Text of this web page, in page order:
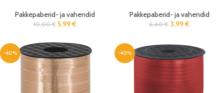
Pakkepaberid- ja vahendid
10,00€ 5,99€
Pakkepaberid- ja vahendid
6,60€ 3,99€
-40% -40%